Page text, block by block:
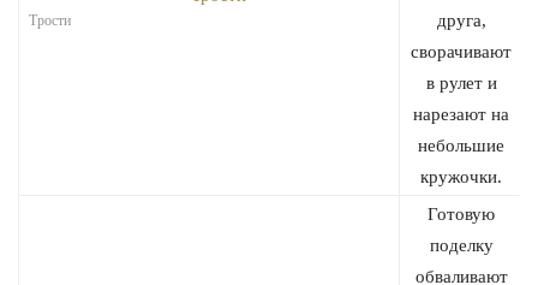
Трости
друга,
сворачивают
в рулет и
нарезают на
небольшие
кружочки.
Готовую
поделку
обваливают